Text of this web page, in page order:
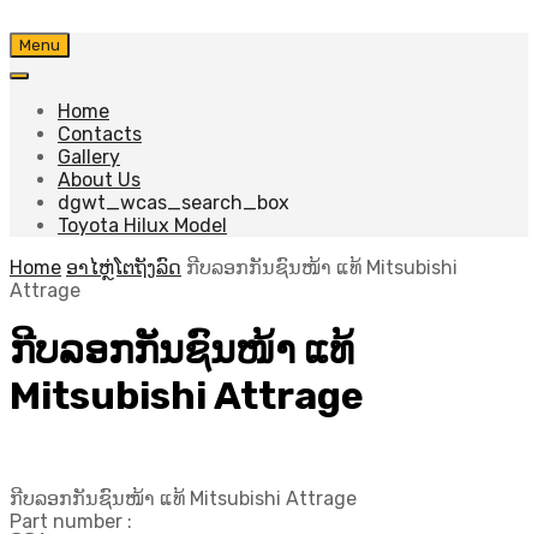
Skip
to
Menu
Home
Contacts
Gallery
About Us
dgwt_wcas_search_box
Toyota Hilux Model
Home ອາໄຫຼ່ໂຕຖັງລົດ ກີບລອກກັນຊົນໜ້າ ແທ້ Mitsubishi
Attrage
ກີບລອກກັນຊົນໜ້າ ແທ້
Mitsubishi Attrage
ກີບລອກກັນຊົນໜ້າ ແທ້ Mitsubishi Attrage
Part number :